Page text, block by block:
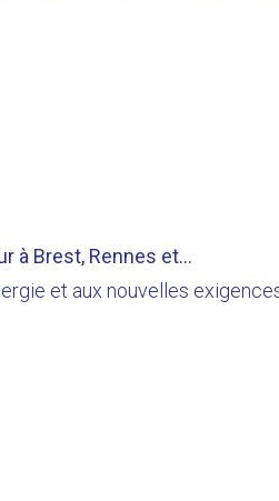
à Brest, Rennes et...
et aux nouvelles